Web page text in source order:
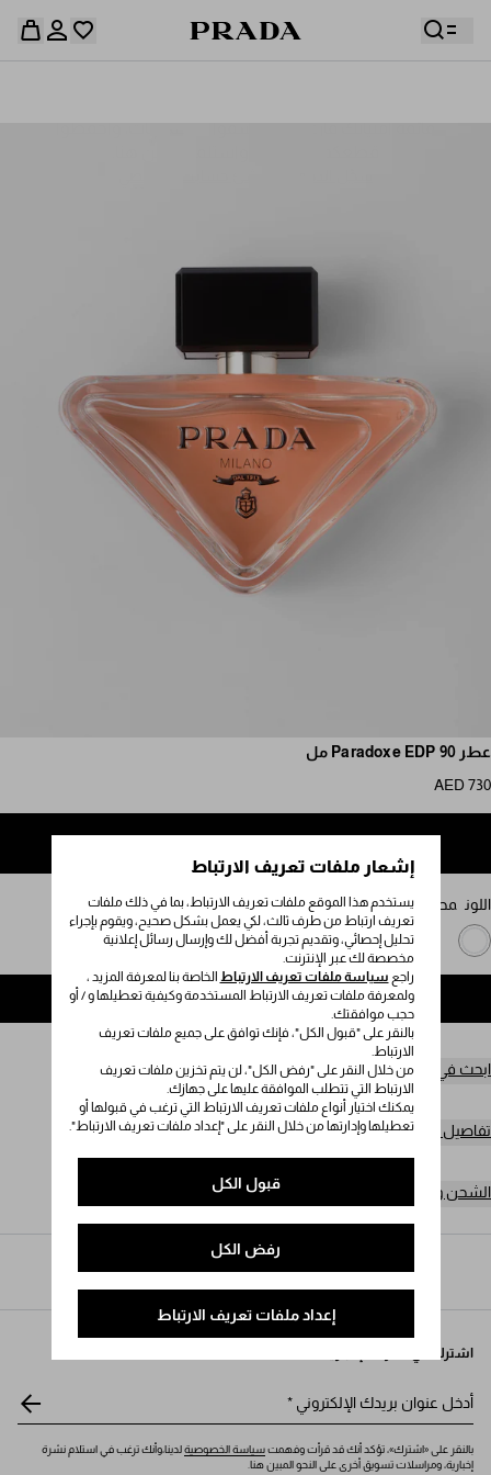
إشعار ملفات تعريف الارتباط
يستخدم هذا الموقع ملفات تعريف الارتباط، بما في ذلك ملفات
تعريف ارتباط من طرف ثالث، لكي يعمل بشكل صحيح، ويقوم بإجراء
تحليل إحصائي، وتقديم تجربة أفضل لك وإرسال رسائل إعلانية
مخصصة لك عبر الإنترنت.
راجع سياسة ملفات تعريف الارتباط الخاصة بنا لمعرفة المزيد ،
ولمعرفة ملفات تعريف الارتباط المستخدمة وكيفية تعطيلها و / أو
حجب موافقتك.
بالنقر على "قبول الكل"، فإنك توافق على جميع ملفات تعريف
الارتباط.
من خلال النقر على "رفض الكل"، لن يتم تخزين ملفات تعريف
الارتباط التي تتطلب الموافقة عليها على جهازك.
يمكنك اختيار أنواع ملفات تعريف الارتباط التي ترغب في قبولها أو
تعطيلها وإدارتها من خلال النقر على "إعداد ملفات تعريف الارتباط".
قبول الكل
رفض الكل
إعداد ملفات تعريف الارتباط
حقيبة التسوق فارغة
عطر Paradoxe EDP 90 مل
AED 730
اللون محايد
إضافة إلى حقيبة التسوق
ابحث في المتجر
تفاصيل المنتج
الشحن وعمليات الإرجاع مجاناً
Prada
/ النساء / الهدايا
اشترك في نشرتنا الإخبارية
أدخل عنوان بريدك الإلكتروني *
بالنقر على «اشترك»، تؤكد أنك قد قرأت وفهمتسياسة الخصوصيةلدينا،وأنك ترغب في استلام نشرة
إخبارية، ومراسلات تسويق أخرى على النحو المبين هنا.